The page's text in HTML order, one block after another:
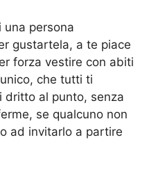
una persona
gustartela, a te piace
forza vestire con abiti
che tutti ti
dritto al punto, senza
se qualcuno non
ad invitarlo a partire